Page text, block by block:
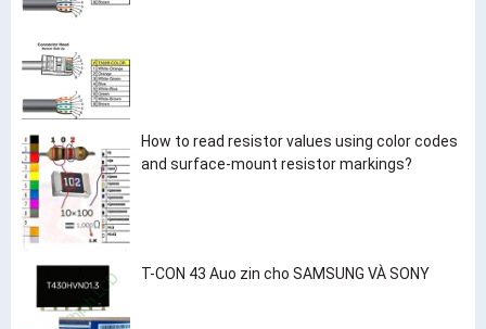
How to read resistor values using color codes
and surface-mount resistor markings?
T-CON 43 Auo zin cho SAMSUNG VÀ SONY